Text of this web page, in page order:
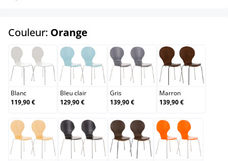
Couleur: Orange
Blanc
Blanc
119,90 €
Bleu clair
Bleu clair
129,90 €
Gris
Gris
139,90 €
Marron
Marron
139,90 €
Nature Noir Noyer Orange